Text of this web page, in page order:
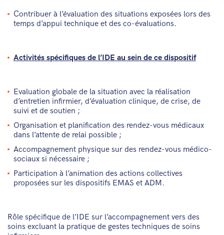
Contribuer à l’évaluation des situations exposées lors des
temps d’appui technique et des co-évaluations.
Activités spécifiques de l’IDE au sein de ce dispositif
Evaluation globale de la situation avec la réalisation
d’entretien infirmier, d’évaluation clinique, de crise, de
suivi et de soutien ;
Organisation et planification des rendez-vous médicaux
dans l’attente de relai possible ;
Accompagnement physique sur des rendez-vous médico-
sociaux si nécessaire ;
Participation à l’animation des actions collectives
proposées sur les dispositifs EMAS et ADM.
Rôle spécifique de l’IDE sur l’accompagnement vers des
soins excluant la pratique de gestes techniques de soins